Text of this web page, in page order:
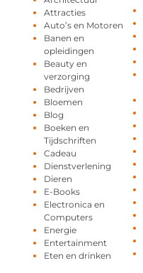
Attracties
Auto’s en Motoren
Banen en
opleidingen
Beauty en
verzorging
Bedrijven
Bloemen
Blog
Boeken en
Tijdschriften
Cadeau
Dienstverlening
Dieren
E-Books
Electronica en
Computers
Energie
Entertainment
Eten en drinken